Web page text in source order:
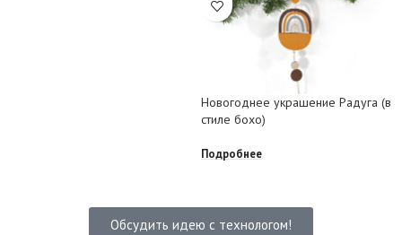
Новогоднее украшение Радуга (в
стиле бохо)
Подробнее
Обсудить идею с технологом!